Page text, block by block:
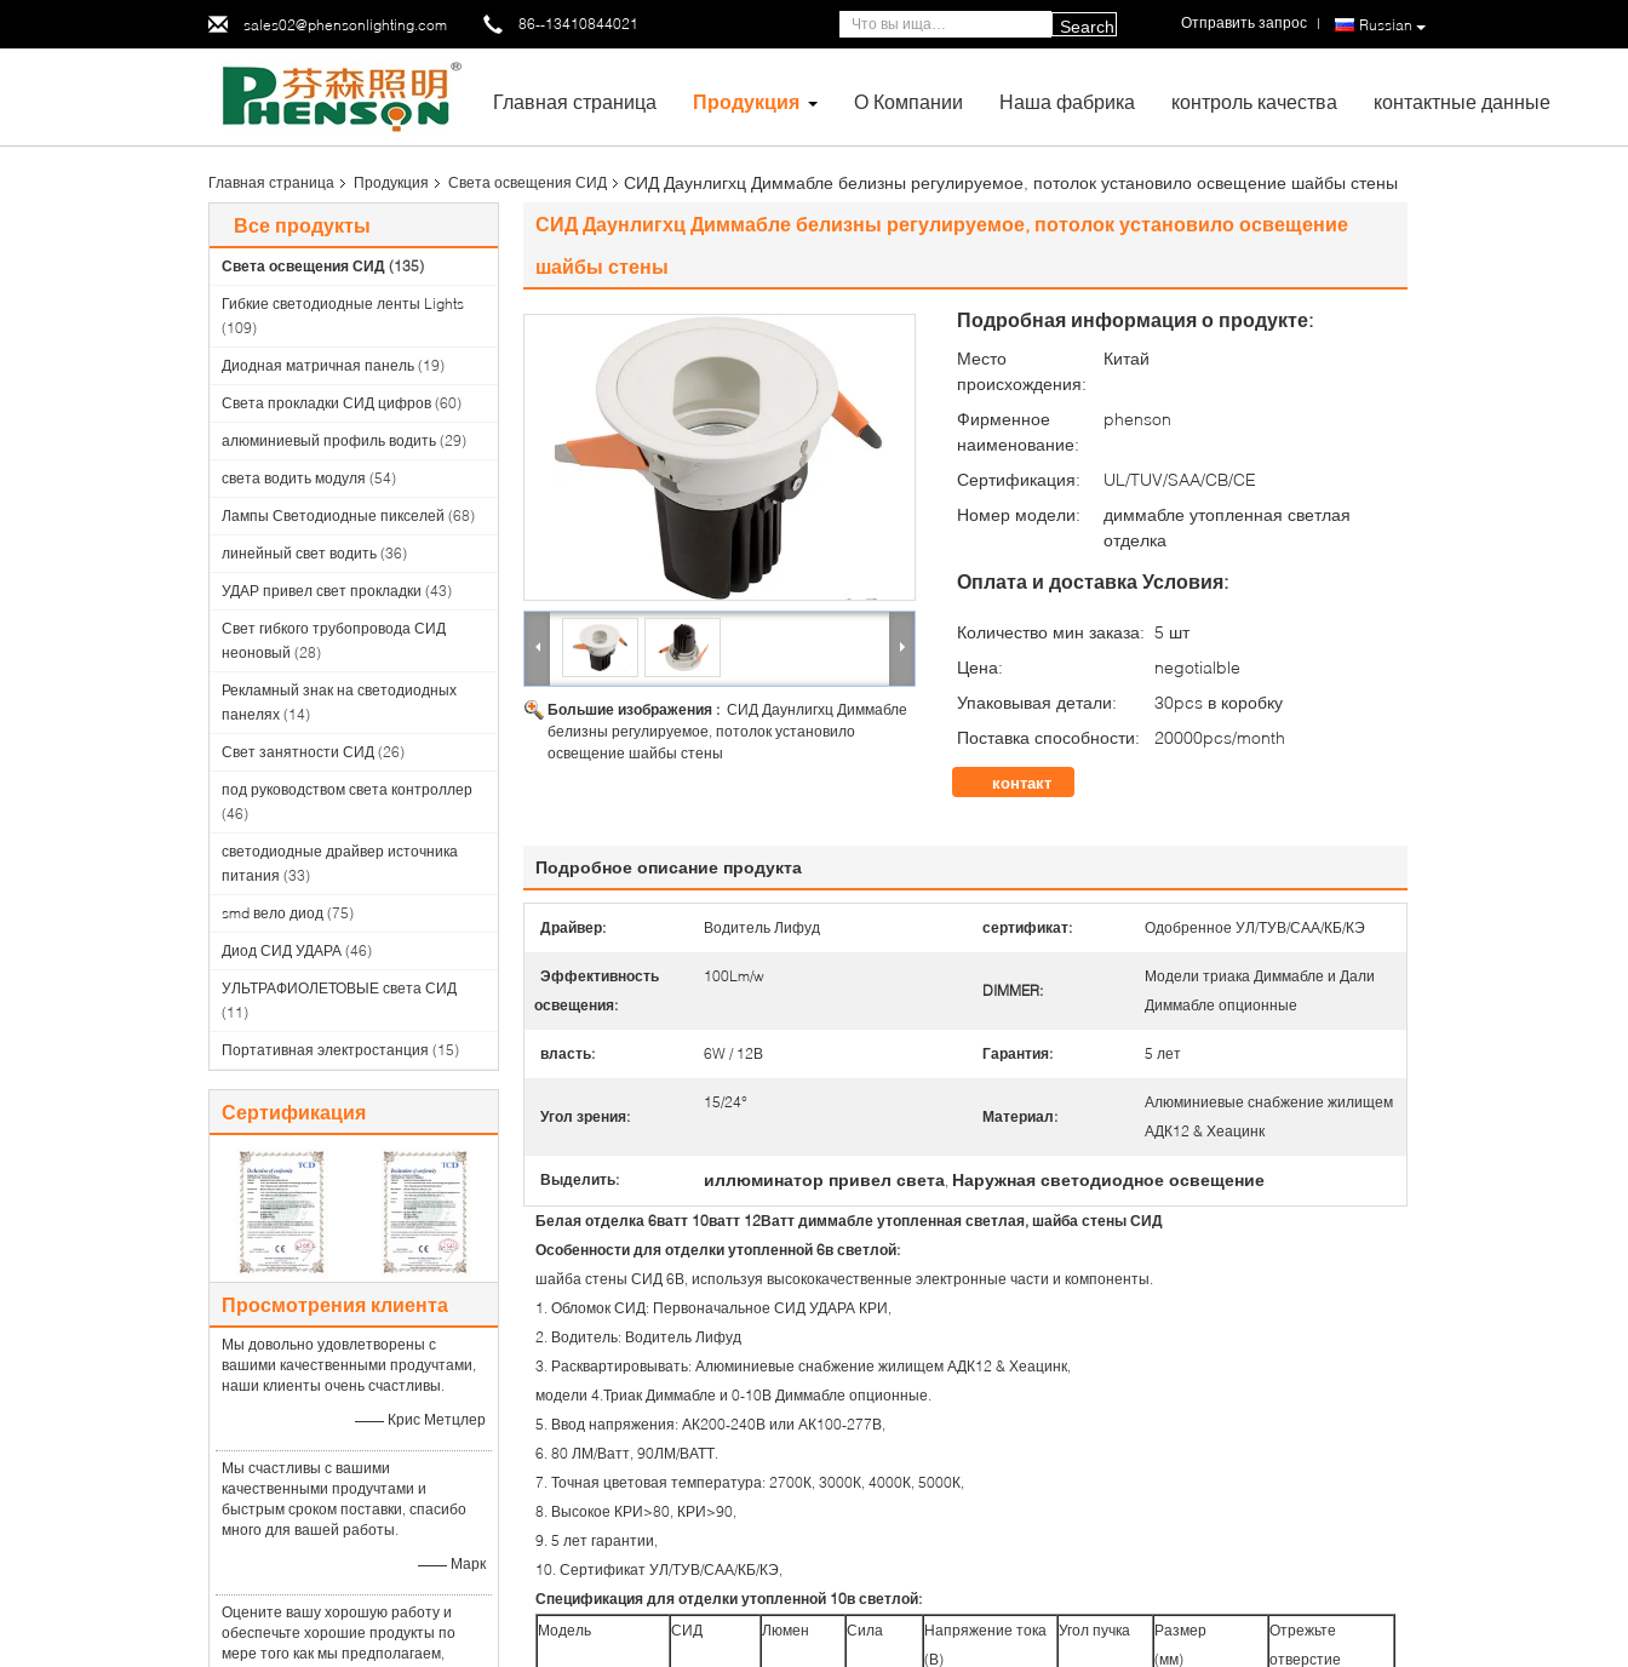
sales02@phensonlighting.com 86--13410844021 Russian
Отправить запрос |
Search
Главная страница Продукция О Компании Наша фабрика контроль качества контактные данные
Главная страница Продукция Света освещения СИД СИД Даунлигхц Диммабле белизны регулируемое, потолок установило освещение шайбы стены
Все продукты
Света освещения СИД (135)
Гибкие светодиодные ленты Lights
(109)
Диодная матричная панель (19)
Света прокладки СИД цифров (60)
алюминиевый профиль водить (29)
света водить модуля (54)
Лампы Светодиодные пикселей (68)
линейный свет водить (36)
УДАР привел свет прокладки (43)
Свет гибкого трубопровода СИД
неоновый (28)
Рекламный знак на светодиодных
панелях (14)
Свет занятности СИД (26)
под руководством света контроллер
(46)
светодиодные драйвер источника
питания (33)
smd вело диод (75)
Диод СИД УДАРА (46)
УЛЬТРАФИОЛЕТОВЫЕ света СИД
(11)
Портативная электростанция (15)
Сертификация
Просмотрения клиента
Мы довольно удовлетворены с
вашими качественными продучтами,
наши клиенты очень счастливы.
—— Крис Метцлер
Мы счастливы с вашими
качественными продучтами и
быстрым сроком поставки, спасибо
много для вашей работы.
—— Марк
Оцените вашу хорошую работу и
обеспечьте хорошие продукты по
мере того как мы предполагаем,
СИД Даунлигхц Диммабле белизны регулируемое, потолок установило освещение
шайбы стены
Большие изображения : СИД Даунлигхц Диммабле
белизны регулируемое, потолок установило
освещение шайбы стены
Подробная информация о продукте:
Место
происхождения:
Китай
Фирменное
наименование:
phenson
Сертификация:
UL/TUV/SAA/CB/CE
Номер модели:
диммабле утопленная светлая
отделка
Оплата и доставка Условия:
Количество мин заказа: 5 шт
Цена:
negotialble
Упаковывая детали:
30pcs в коробку
Поставка способности:
20000pcs/month
контакт
Подробное описание продукта
Драйвер: Водитель Лифуд сертификат: Одобренное УЛ/ТУВ/САА/КБ/КЭ
Эффективность
освещения:
100Lm/w
DIMMER:
Модели триака Диммабле и Дали
Диммабле опционные
власть: 6W / 12В Гарантия: 5 лет
Угол зрения:
15/24°
Материал:
Алюминиевые снабжение жилищем
АДК12 & Хеацинк
Выделить: иллюминатор привел света, Наружная светодиодное освещение
Белая отделка 6ватт 10ватт 12Ватт диммабле утопленная светлая, шайба стены СИД
Особенности для отделки утопленной 6в светлой:
шайба стены СИД 6В, используя высококачественные электронные части и компоненты.
1. Обломок СИД: Первоначальное СИД УДАРА КРИ,
2. Водитель: Водитель Лифуд
3. Расквартировывать: Алюминиевые снабжение жилищем АДК12 & Хеацинк,
модели 4.Триак Диммабле и 0-10В Диммабле опционные.
5. Ввод напряжения: АК200-240В или АК100-277В,
6. 80 ЛМ/Ватт, 90ЛМ/ВАТТ.
7. Точная цветовая температура: 2700К, 3000К, 4000К, 5000К,
8. Высокое КРИ>80, КРИ>90,
9. 5 лет гарантии,
10. Сертификат УЛ/ТУВ/САА/КБ/КЭ,
Спецификация для отделки утопленной 10в светлой:
Модель
СИД Люмен Сила
Напряжение тока
(В)
Угол пучка
Размер
(мм)
Отрежьте
отверстие